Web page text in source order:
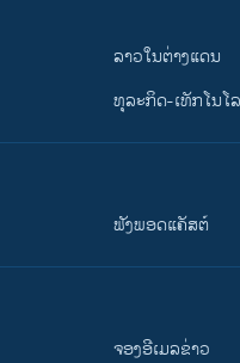
ລາວໃນຕ່າງແດນ
ທຸລະກິດ-ເທັກໂນໂ
ຟັງພອດແຄັສຕ໌
ຈອງອີເມລຂ່າວ